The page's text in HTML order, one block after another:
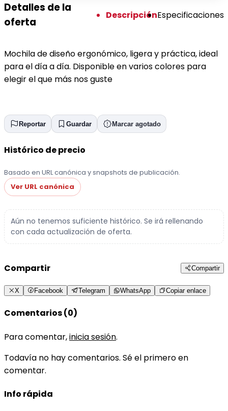
Detalles de la
oferta
DescripciónEspecificaciones
Mochila de diseño ergonómico, ligera y práctica, ideal
para el día a día. Disponible en varios colores para
elegir el que más nos guste
Reportar Guardar Marcar agotado
Histórico de precio
Basado en URL canónica y snapshots de publicación.
Ver URL canónica
Aún no tenemos suficiente histórico. Se irá rellenando
con cada actualización de oferta.
Compartir Compartir
X Facebook Telegram WhatsApp Copiar enlace
Comentarios (0)
Para comentar,inicia sesión.
Todavía no hay comentarios. Sé el primero en
comentar.
Info rápida